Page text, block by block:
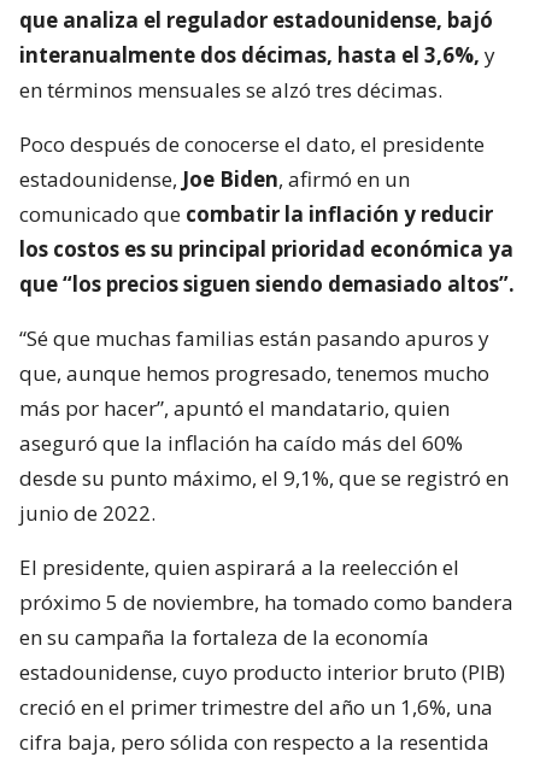
que analiza el regulador estadounidense, bajó
interanualmente dos décimas, hasta el 3,6%, y
en términos mensuales se alzó tres décimas.
Poco después de conocerse el dato, el presidente
estadounidense, Joe Biden, afirmó en un
comunicado que combatir la inflación y reducir
los costos es su principal prioridad económica ya
que “los precios siguen siendo demasiado altos”.
“Sé que muchas familias están pasando apuros y
que, aunque hemos progresado, tenemos mucho
más por hacer”, apuntó el mandatario, quien
aseguró que la inflación ha caído más del 60%
desde su punto máximo, el 9,1%, que se registró en
junio de 2022.
El presidente, quien aspirará a la reelección el
próximo 5 de noviembre, ha tomado como bandera
en su campaña la fortaleza de la economía
estadounidense, cuyo producto interior bruto (PIB)
creció en el primer trimestre del año un 1,6%, una
cifra baja, pero sólida con respecto a la resentida